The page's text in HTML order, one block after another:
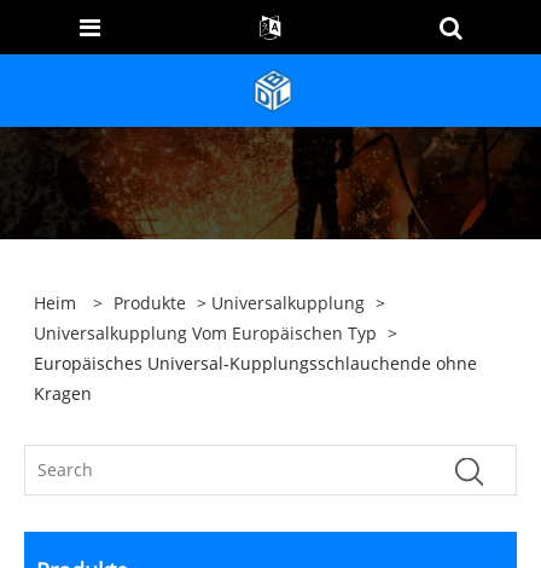
Heim > Produkte > Universalkupplung >
Universalkupplung Vom Europäischen Typ >
Europäisches Universal-Kupplungsschlauchende ohne
Kragen